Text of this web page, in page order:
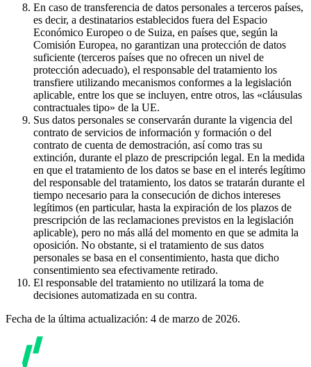
En caso de transferencia de datos personales a terceros países,
es decir, a destinatarios establecidos fuera del Espacio
Económico Europeo o de Suiza, en países que, según la
Comisión Europea, no garantizan una protección de datos
suficiente (terceros países que no ofrecen un nivel de
protección adecuado), el responsable del tratamiento los
transfiere utilizando mecanismos conformes a la legislación
aplicable, entre los que se incluyen, entre otros, las «cláusulas
contractuales tipo» de la UE.
Sus datos personales se conservarán durante la vigencia del
contrato de servicios de información y formación o del
contrato de cuenta de demostración, así como tras su
extinción, durante el plazo de prescripción legal. En la medida
en que el tratamiento de los datos se base en el interés legítimo
del responsable del tratamiento, los datos se tratarán durante el
tiempo necesario para la consecución de dichos intereses
legítimos (en particular, hasta la expiración de los plazos de
prescripción de las reclamaciones previstos en la legislación
aplicable), pero no más allá del momento en que se admita la
oposición. No obstante, si el tratamiento de sus datos
personales se basa en el consentimiento, hasta que dicho
consentimiento sea efectivamente retirado.
El responsable del tratamiento no utilizará la toma de
decisiones automatizada en su contra.
Fecha de la última actualización: 4 de marzo de 2026.